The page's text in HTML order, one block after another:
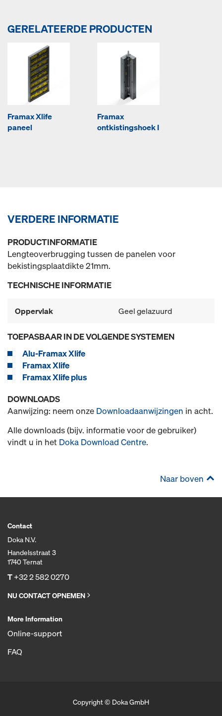
GERELATEERDE PRODUCTEN
Framax Xlife
paneel
Framax
ontkistingshoek I
VERDERE INFORMATIE
PRODUCTINFORMATIE
Lengteoverbrugging tussen de panelen voor
bekistingsplaatdikte 21mm.
TECHNISCHE INFORMATIE
Oppervlak Geel gelazuurd
TOEPASBAAR IN DE VOLGENDE SYSTEMEN
Alu-Framax Xlife
Framax Xlife
Framax Xlife plus
DOWNLOADS
Aanwijzing: neem onze Downloadaanwijzingen in acht.
Alle downloads (bijv. informatie voor de gebruiker)
vindt u in het Doka Download Centre.
Naar boven
Contact
Doka N.V.
Handelsstraat 3
1740 Ternat
T+32 2 582 0270
NU CONTACT OPNEMEN
More Information
Online-support
FAQ
Copyright © Doka GmbH